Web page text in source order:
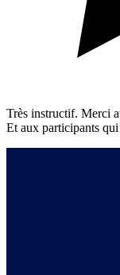
Très instructif. Merci
Et aux participants